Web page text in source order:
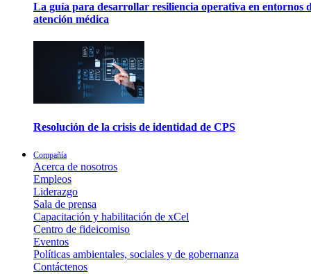
La guía para desarrollar resiliencia operativa en entornos
atención médica
Resolución de la crisis de identidad de CPS
Compañía
Acerca de nosotros
Empleos
Liderazgo
Sala de prensa
Capacitación y habilitación de xCel
Centro de fideicomiso
Eventos
Políticas ambientales, sociales y de gobernanza
Contáctenos